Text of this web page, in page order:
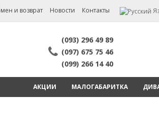
и возврат Новости Контакты
(093) 296 49 89
(097) 675 75 46
(099) 266 14 40
АКЦИИ МАЛОГАБАРИТКА